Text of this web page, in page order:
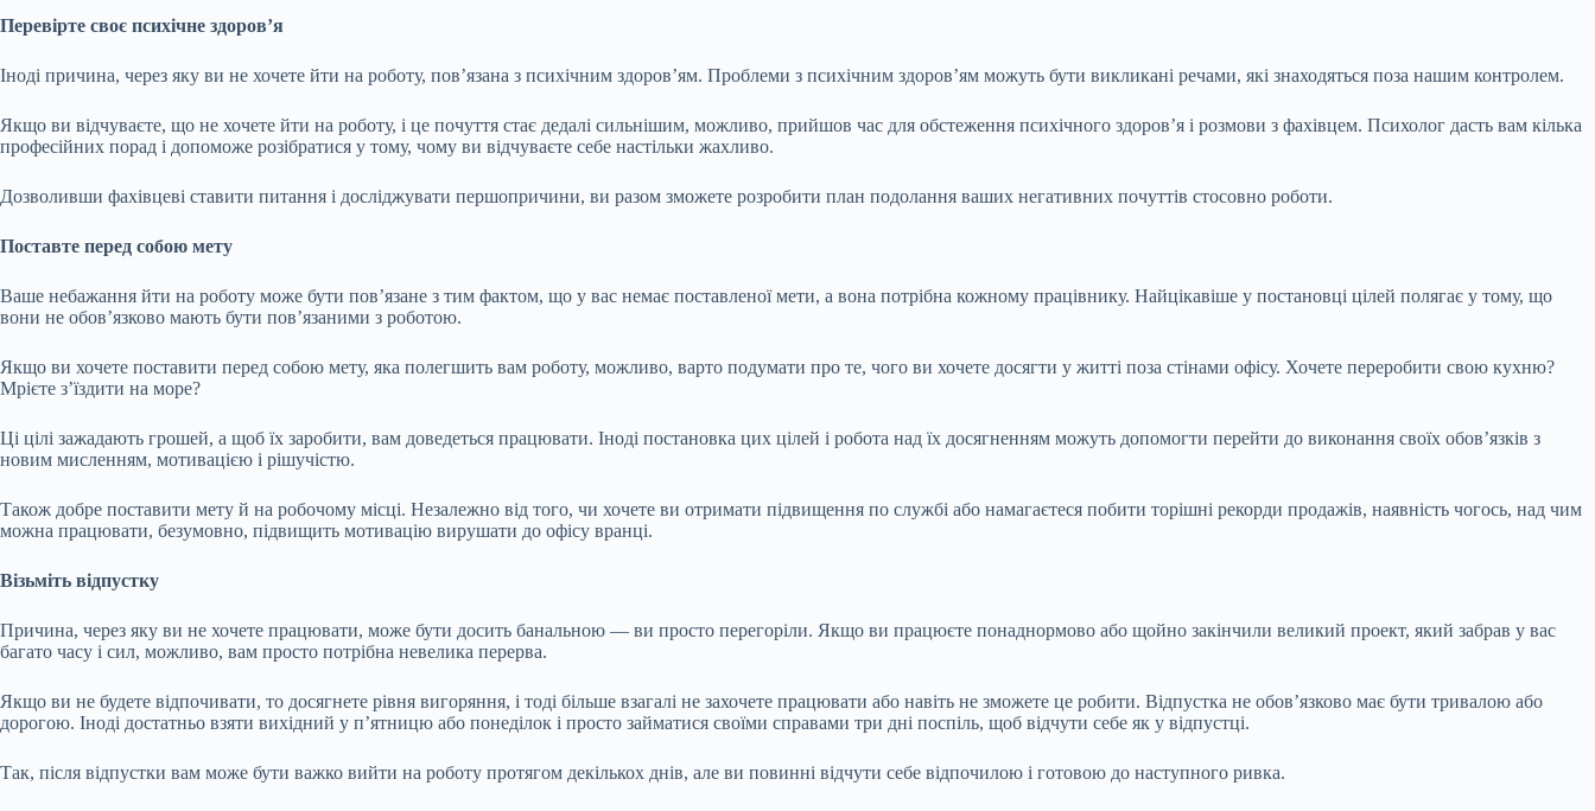
Перевірте своє психічне здоров’я
Іноді причина, через яку ви не хочете йти на роботу, пов’язана з психічним здоров’ям. Проблеми з психічним здоров’ям можуть бути викликані речами, які знаходяться поза нашим контролем.
Якщо ви відчуваєте, що не хочете йти на роботу, і це почуття стає дедалі сильнішим, можливо, прийшов час для обстеження психічного здоров’я і розмови з фахівцем. Психолог дасть вам кілька
професійних порад і допоможе розібратися у тому, чому ви відчуваєте себе настільки жахливо.
Дозволивши фахівцеві ставити питання і досліджувати першопричини, ви разом зможете розробити план подолання ваших негативних почуттів стосовно роботи.
Поставте перед собою мету
Ваше небажання йти на роботу може бути пов’язане з тим фактом, що у вас немає поставленої мети, а вона потрібна кожному працівнику. Найцікавіше у постановці цілей полягає у тому, що
вони не обов’язково мають бути пов’язаними з роботою.
Якщо ви хочете поставити перед собою мету, яка полегшить вам роботу, можливо, варто подумати про те, чого ви хочете досягти у житті поза стінами офісу. Хочете переробити свою кухню?
Мрієте з’їздити на море?
Ці цілі зажадають грошей, а щоб їх заробити, вам доведеться працювати. Іноді постановка цих цілей і робота над їх досягненням можуть допомогти перейти до виконання своїх обов’язків з
новим мисленням, мотивацією і рішучістю.
Також добре поставити мету й на робочому місці. Незалежно від того, чи хочете ви отримати підвищення по службі або намагаєтеся побити торішні рекорди продажів, наявність чогось, над чим
можна працювати, безумовно, підвищить мотивацію вирушати до офісу вранці.
Візьміть відпустку
Причина, через яку ви не хочете працювати, може бути досить банальною — ви просто перегоріли. Якщо ви працюєте понаднормово або щойно закінчили великий проект, який забрав у вас
багато часу і сил, можливо, вам просто потрібна невелика перерва.
Якщо ви не будете відпочивати, то досягнете рівня вигоряння, і тоді більше взагалі не захочете працювати або навіть не зможете це робити. Відпустка не обов’язково має бути тривалою або
дорогою. Іноді достатньо взяти вихідний у п’ятницю або понеділок і просто займатися своїми справами три дні поспіль, щоб відчути себе як у відпустці.
Так, після відпустки вам може бути важко вийти на роботу протягом декількох днів, але ви повинні відчути себе відпочилою і готовою до наступного ривка.